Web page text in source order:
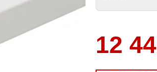
12